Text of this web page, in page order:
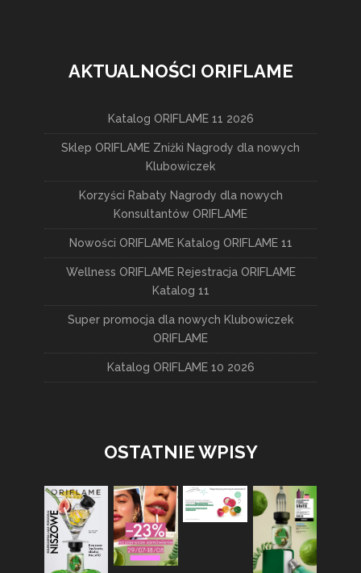
AKTUALNOŚCI ORIFLAME
Katalog ORIFLAME 11 2026
Sklep ORIFLAME Zniżki Nagrody dla nowych
Klubowiczek
Korzyści Rabaty Nagrody dla nowych
Konsultantów ORIFLAME
Nowości ORIFLAME Katalog ORIFLAME 11
Wellness ORIFLAME Rejestracja ORIFLAME
Katalog 11
Super promocja dla nowych Klubowiczek
ORIFLAME
Katalog ORIFLAME 10 2026
OSTATNIE WPISY